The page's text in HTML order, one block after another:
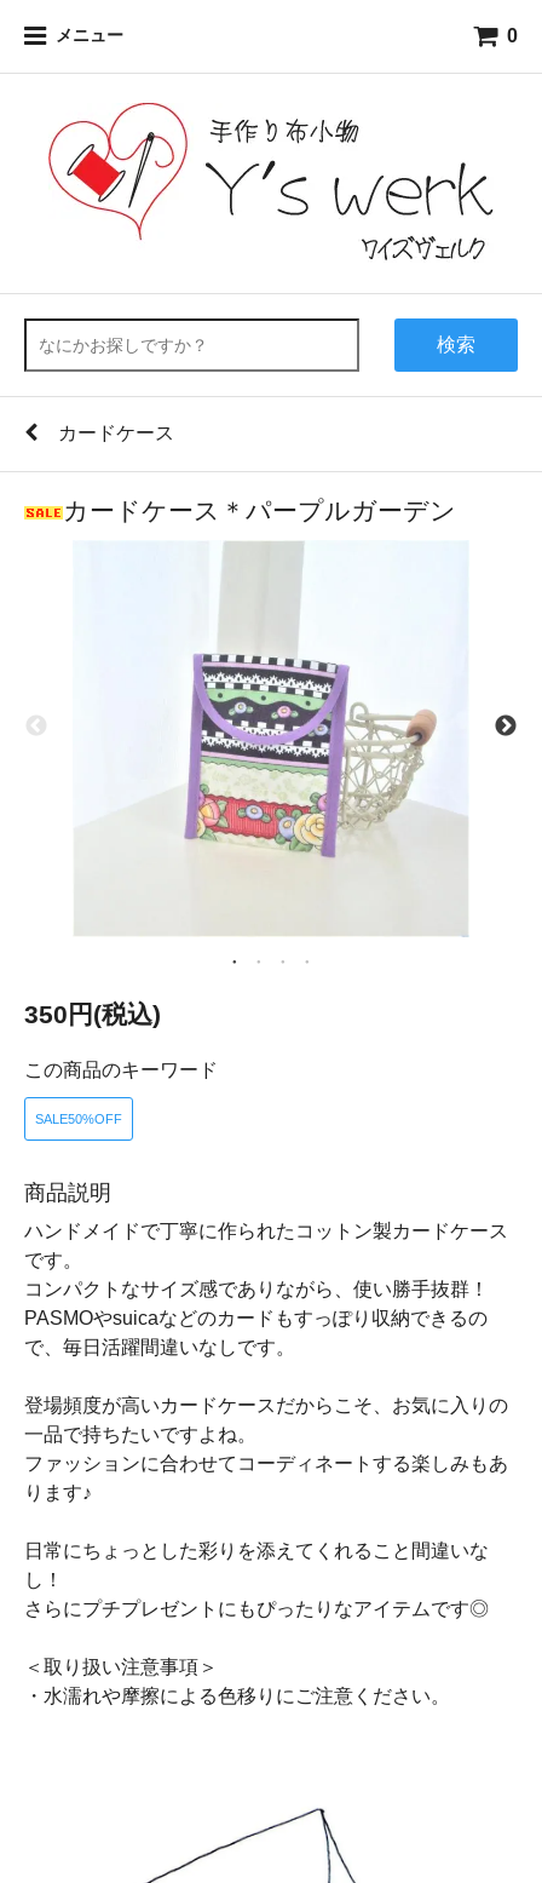
メニュー 0
検索
カードケース
カードケース＊パープルガーデン
350円(税込)
この商品のキーワード
SALE50%OFF
商品説明
ハンドメイドで丁寧に作られたコットン製カードケース
です。
コンパクトなサイズ感でありながら、使い勝手抜群！
PASMOやsuicaなどのカードもすっぽり収納できるの
で、毎日活躍間違いなしです。
登場頻度が高いカードケースだからこそ、お気に入りの
一品で持ちたいですよね。
ファッションに合わせてコーディネートする楽しみもあ
ります♪
日常にちょっとした彩りを添えてくれること間違いな
し！
さらにプチプレゼントにもぴったりなアイテムです◎
＜取り扱い注意事項＞
・水濡れや摩擦による色移りにご注意ください。